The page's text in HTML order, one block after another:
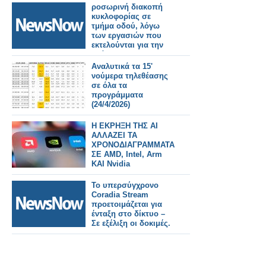
ροσωρινή διακοπή
κυκλοφορίας σε
τμήμα οδού, λόγω
των εργασιών που
εκτελούνται για την
ανάπλαση της
πλατείας Αστακού
(πλακοστρώσεις).
Αναλυτικά τα 15'
νούμερα τηλεθέασης
σε όλα τα
προγράμματα
(24/4/2026)
Η ΕΚΡΗΞΗ ΤΗΣ AI
ΑΛΛΑΖΕΙ ΤΑ
ΧΡΟΝΟΔΙΑΓΡΑΜΜΑΤΑ
ΣΕ AMD, Intel, Arm
ΚΑΙ Nvidia
Το υπερσύγχρονο
Coradia Stream
προετοιμάζεται για
ένταξη στο δίκτυο –
Σε εξέλιξη οι δοκιμές.